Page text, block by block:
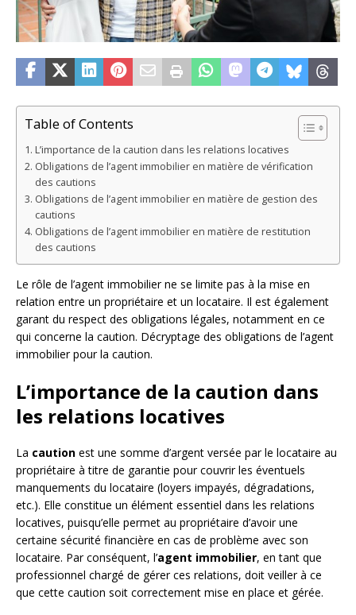
Table of Contents
L’importance de la caution dans les relations locatives
Obligations de l’agent immobilier en matière de vérification
des cautions
Obligations de l’agent immobilier en matière de gestion des
cautions
Obligations de l’agent immobilier en matière de restitution
des cautions
Le rôle de l’agent immobilier ne se limite pas à la mise en
relation entre un propriétaire et un locataire. Il est également
garant du respect des obligations légales, notamment en ce
qui concerne la caution. Décryptage des obligations de l’agent
immobilier pour la caution.
L’importance de la caution dans
les relations locatives
La caution est une somme d’argent versée par le locataire au
propriétaire à titre de garantie pour couvrir les éventuels
manquements du locataire (loyers impayés, dégradations,
etc.). Elle constitue un élément essentiel dans les relations
locatives, puisqu’elle permet au propriétaire d’avoir une
certaine sécurité financière en cas de problème avec son
locataire. Par conséquent, l’agent immobilier, en tant que
professionnel chargé de gérer ces relations, doit veiller à ce
que cette caution soit correctement mise en place et gérée.